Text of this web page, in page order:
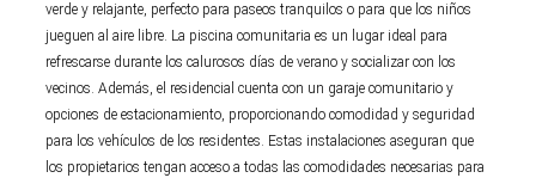
verde y relajante, perfecto para paseos tranquilos o para que los niños
jueguen al aire libre. La piscina comunitaria es un lugar ideal para
refrescarse durante los calurosos días de verano y socializar con los
vecinos. Además, el residencial cuenta con un garaje comunitario y
opciones de estacionamiento, proporcionando comodidad y seguridad
para los vehículos de los residentes. Estas instalaciones aseguran que
los propietarios tengan acceso a todas las comodidades necesarias para